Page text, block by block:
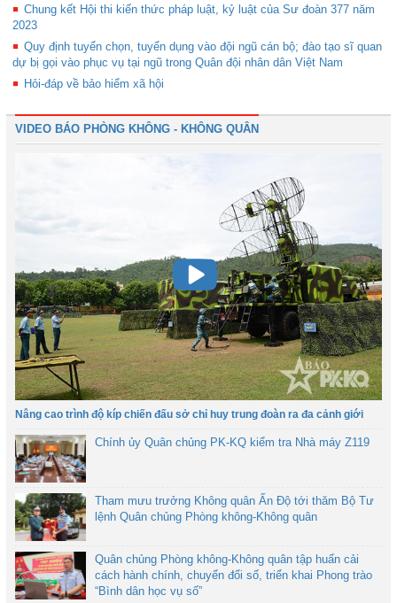
Chung kết Hội thi kiến thức pháp luật, kỷ luật của Sư đoàn 377 năm
2023
Quy định tuyển chọn, tuyển dụng vào đội ngũ cán bộ; đào tạo sĩ quan
dự bị gọi vào phục vụ tại ngũ trong Quân đội nhân dân Việt Nam
Hỏi-đáp về bảo hiểm xã hội
VIDEO BÁO PHÒNG KHÔNG - KHÔNG QUÂN
Nâng cao trình độ kíp chiến đấu sở chỉ huy trung đoàn ra đa cảnh giới
Chính ủy Quân chủng PK-KQ kiểm tra Nhà máy Z119
Tham mưu trưởng Không quân Ấn Độ tới thăm Bộ Tư
lệnh Quân chủng Phòng không-Không quân
Quân chủng Phòng không-Không quân tập huấn cải
cách hành chính, chuyển đổi số, triển khai Phong trào
“Bình dân học vụ số”